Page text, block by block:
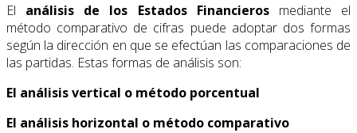
El análisis de los Estados Financieros mediante el
método comparativo de cifras puede adoptar dos formas
según la dirección en que se efectúan las comparaciones de
las partidas. Estas formas de análisis son:
El análisis vertical o método porcentual
El análisis horizontal o método comparativo